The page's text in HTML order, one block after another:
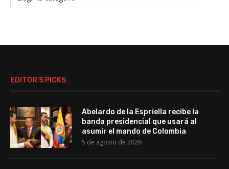
EDITOR’S PICKS
Abelardo de la Espriella recibe la
banda presidencial que usará al
asumir el mando de Colombia
5 de agosto de 2026